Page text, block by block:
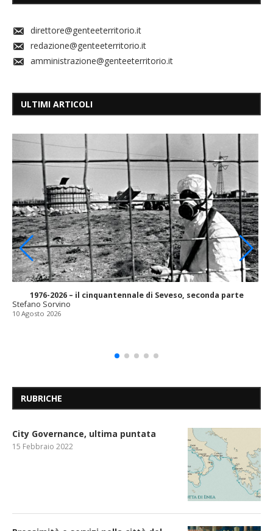
direttore@genteeterritorio.it
redazione@genteeterritorio.it
amministrazione@genteeterritorio.it
ULTIMI ARTICOLI
1976-2026 – il cinquantennale di Seveso, seconda parte
Stefano Sorvino
10 Agosto 2026
RUBRICHE
City Governance, ultima puntata
15 Febbraio 2022